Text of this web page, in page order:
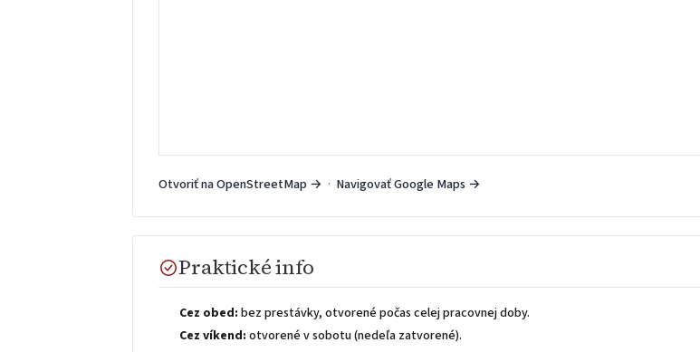
Otvoriť na OpenStreetMap → · Navigovať Google Maps →
Praktické info
Cez obed: bez prestávky, otvorené počas celej pracovnej doby.
Cez víkend: otvorené v sobotu (nedeľa zatvorené).